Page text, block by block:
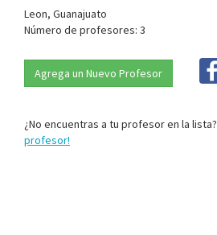
Leon, Guanajuato
Número de profesores: 3
Agrega un Nuevo Profesor
¿No encuentras a tu profesor en la lista?
profesor!